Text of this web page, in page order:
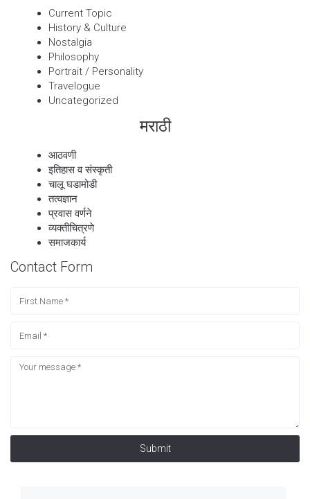
Current Topic
History & Culture
Nostalgia
Philosophy
Portrait / Personality
Travelogue
Uncategorized
मराठी
आठवणी
इतिहास व संस्कृती
चालू घडामोडी
तत्वज्ञान
प्रवास वर्णने
व्यक्तीचित्रणे
समाजकार्य
Contact Form
Submit